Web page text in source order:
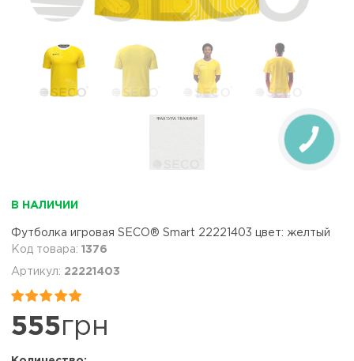
В НАЛИЧИИ
Футболка игровая SECO® Smart 22221403 цвет: желтый
1376
22221403


555грн